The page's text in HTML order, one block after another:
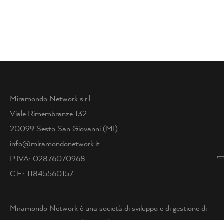
Miramondo Network s.r.l.
Viale Rimembranze 132
20099 Sesto San Giovanni (MI)
info@miramondonetwork.it
P.IVA: 02876070968
C.F.: 11845560157
Miramondo Network è una società di sviluppo e di gestione di